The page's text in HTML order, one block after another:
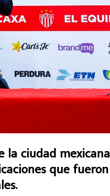
la ciudad mexicana
que fueron